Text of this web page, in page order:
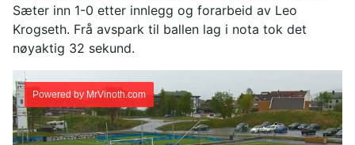
Sæter inn 1-0 etter innlegg og forarbeid av Leo
Krogseth. Frå avspark til ballen lag i nota tok det
nøyaktig 32 sekund.